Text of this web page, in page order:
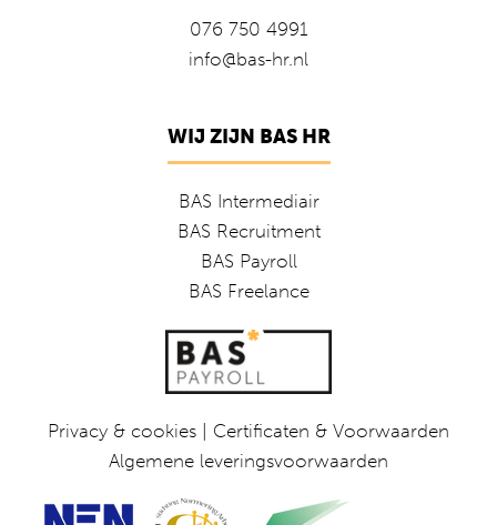
076 750 4991
info@bas-hr.nl
WIJ ZIJN BAS HR
BAS Intermediair
BAS Recruitment
BAS Payroll
BAS Freelance
Privacy & cookies
Certificaten & Voorwaarden
Algemene leveringsvoorwaarden